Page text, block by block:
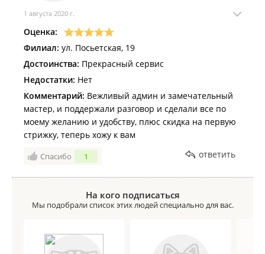
1 августа 2020 г.
Оценка:
Филиал: ул. Посьетская, 19
Достоинства: Прекрасный сервис
Недостатки: Нет
Комментарий: Вежливый админ и замечательный
мастер, и поддержали разговор и сделали все по
моему желанию и удобству, плюс скидка на первую
стрижку, теперь хожу к вам
Спасибо 1 ответить
На кого подписаться
Мы подобрали список этих людей специально для вас.